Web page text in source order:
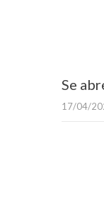
Se
17/04/